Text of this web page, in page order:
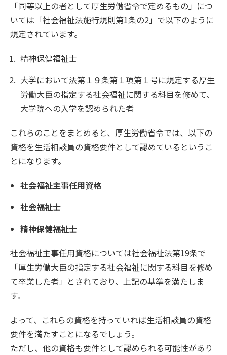
「同等以上の者として厚生労働省令で定めるもの」につ
いては「社会福祉法施行規則第1条の2」で以下のように
規定されています。
精神保健福祉士
大学において法第１９条第１項第１号に規定する厚生
労働大臣の指定する社会福祉に関する科目を修めて、
大学院への入学を認められた者
これらのことをまとめると、厚生労働省令では、以下の
資格を生活相談員の資格要件として認めているというこ
とになります。
社会福祉主事任用資格
社会福祉士
精神保健福祉士
社会福祉主事任用資格については社会福祉法第19条で
「厚生労働大臣の指定する社会福祉に関する科目を修め
て卒業した者」とされており、上記の基準を満たしま
す。
よって、これらの資格を持っていれば生活相談員の資格
要件を満たすことになるでしょう。
ただし、他の資格も要件として認められる可能性があり